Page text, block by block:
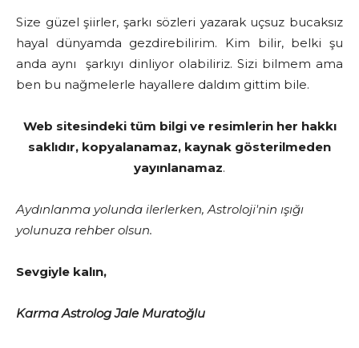
Size güzel şiirler, şarkı sözleri yazarak uçsuz bucaksız
hayal dünyamda gezdirebilirim. Kim bilir, belki şu
anda aynı şarkıyı dinliyor olabiliriz. Sizi bilmem ama
ben bu nağmelerle hayallere daldım gittim bile.
Web sitesindeki tüm bilgi ve resimlerin her hakkı
saklıdır, kopyalanamaz, kaynak gösterilmeden
yayınlanamaz.
Aydınlanma yolunda ilerlerken, Astroloji'nin ışığı
yolunuza rehber olsun.
Sevgiyle kalın,
Karma Astrolog Jale Muratoğlu